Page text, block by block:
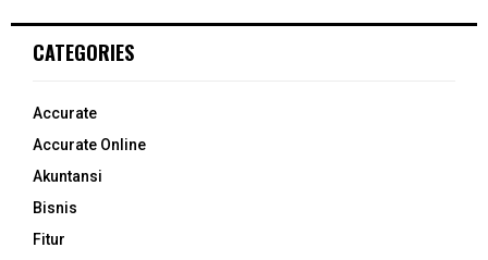
CATEGORIES
Accurate
Accurate Online
Akuntansi
Bisnis
Fitur